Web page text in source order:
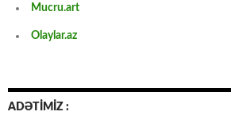
Mucru.art
Olaylar.az
ADƏTİMİZ :